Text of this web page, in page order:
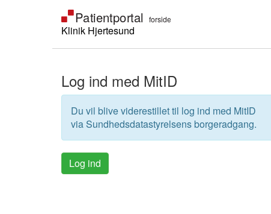
Klinik Hjertesund
Log ind med MitID
Du vil blive viderestillet til log ind med MitID
via Sundhedsdatastyrelsens borgeradgang.